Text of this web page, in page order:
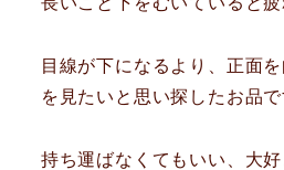
目線が下になるより、正面
を見たいと思い探したお品で
持ち運ばなくてもいい、大